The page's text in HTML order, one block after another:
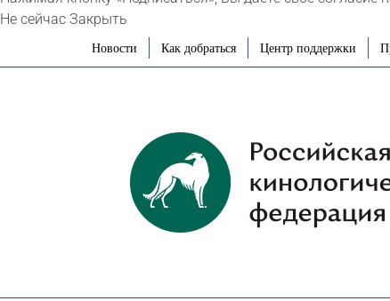
Не сейчас Закрыть
Новости Как добраться Центр поддержки